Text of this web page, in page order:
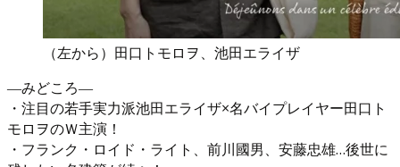
（左から）田口トモロヲ、池田エライザ
―みどころ―
・注目の若手実力派池田エライザ×名バイプレイヤー田口ト
モロヲのＷ主演！
・フランク・ロイド・ライト、前川國男、安藤忠雄…後世に